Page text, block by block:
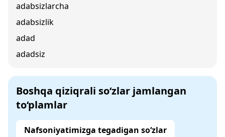
adabsizlarcha
adabsizlik
adad
adadsiz
Boshqa qiziqrali so‘zlar jamlangan
to‘plamlar
Nafsoniyatimizga tegadigan so‘zlar